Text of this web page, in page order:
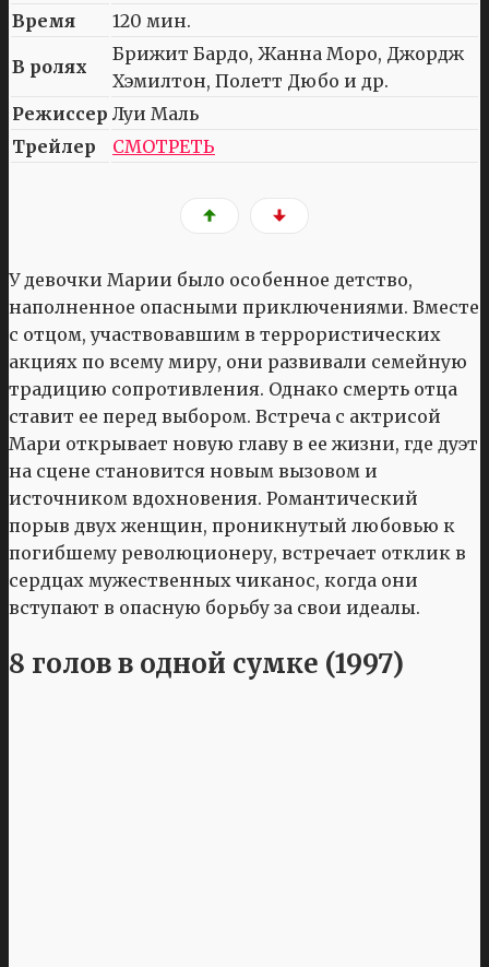
Время
120 мин.
В ролях
Брижит Бардо, Жанна Моро, Джордж
Хэмилтон, Полетт Дюбо и др.
Режиссер Луи Маль
Трейлер
СМОТРЕТЬ
У девочки Марии было особенное детство,
наполненное опасными приключениями. Вместе
с отцом, участвовавшим в террористических
акциях по всему миру, они развивали семейную
традицию сопротивления. Однако смерть отца
ставит ее перед выбором. Встреча с актрисой
Мари открывает новую главу в ее жизни, где дуэт
на сцене становится новым вызовом и
источником вдохновения. Романтический
порыв двух женщин, проникнутый любовью к
погибшему революционеру, встречает отклик в
сердцах мужественных чиканос, когда они
вступают в опасную борьбу за свои идеалы.
8 голов в одной сумке (1997)